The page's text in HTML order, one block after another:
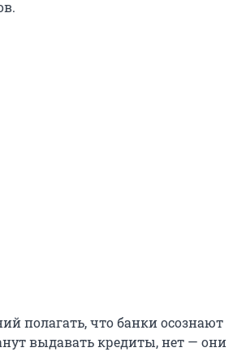
полагать, что банки осознают
выдавать кредиты, нет — они